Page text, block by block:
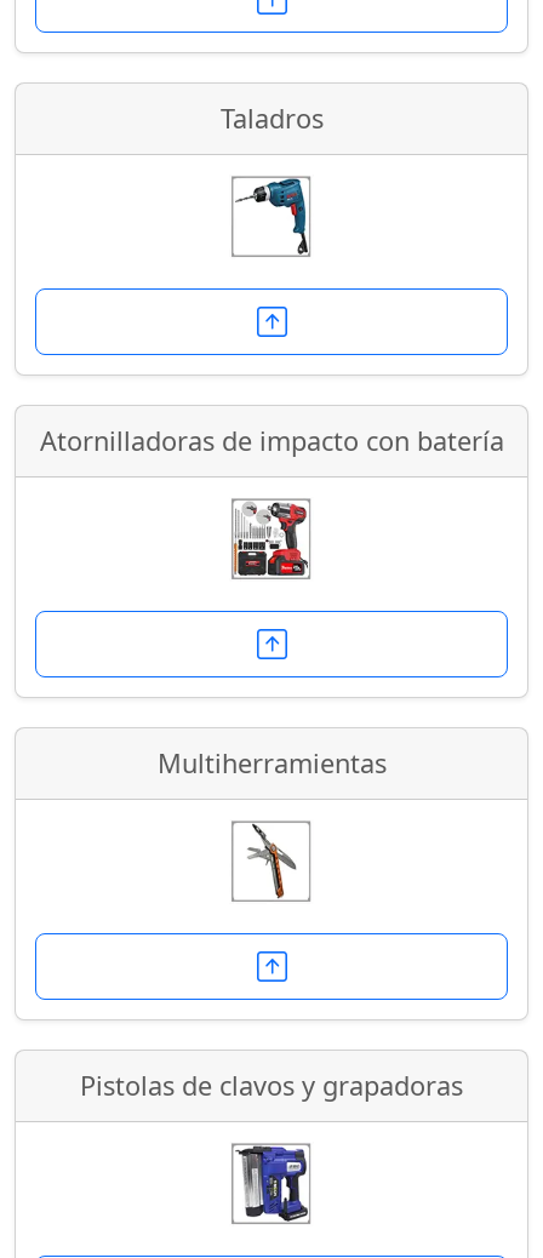
Taladros
Atornilladoras de impacto con batería
Multiherramientas
Pistolas de clavos y grapadoras